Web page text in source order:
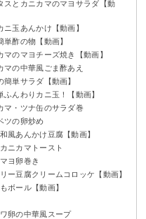
スとカニカマのマヨサラダ【動
ニ玉あんかけ【動画】
単酢の物【動画】
マのマヨチーズ焼き【動画】
マの中華風ごま酢あえ
簡単サラダ【動画】
ふんわりカニ玉！【動画】
マ・ツナ缶のサラダ巻
ツの卵炒め
風あんかけ豆腐【動画】
ニカマトースト
ヨ卵巻き
ー豆腐クリームコロッケ【動画】
ボール【動画】
卵の中華風スープ